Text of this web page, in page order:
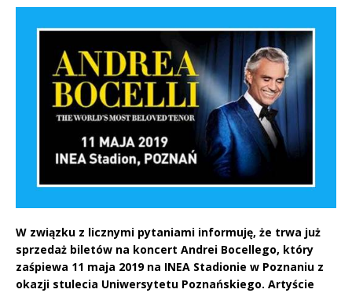
W związku z licznymi pytaniami informuję, że trwa już
sprzedaż biletów na koncert Andrei Bocellego, który
zaśpiewa 11 maja 2019 na INEA Stadionie w Poznaniu z
okazji stulecia Uniwersytetu Poznańskiego. Artyście